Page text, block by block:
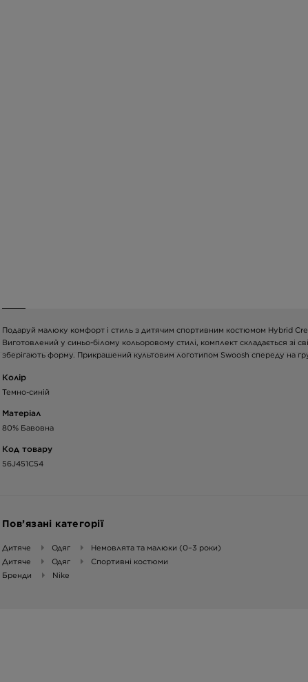
Подаруй малюку комфорт і стиль з дитячим спортивним костюмом Hybrid
Виготовлений у синьо-білому кольоровому стилі, комплект складається зі
зберігають форму. Прикрашений культовим логотипом Swoosh спереду на
Колір
Темно-синій
Матеріал
80% Бавовна
Код товару
56J451C54
Пов’язані категорії
Дитяче Одяг
Немовлята та малюки (0–3 роки)
Дитяче
Одяг
Cпортивні костюми
Бренди
Nike